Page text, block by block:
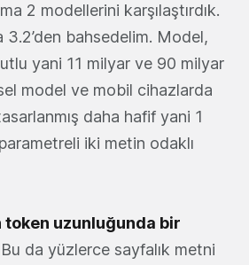
2 modellerini karşılaştırdık.
3.2’den bahsedelim. Model,
yani 11 milyar ve 90 milyar
model ve mobil cihazlarda
daha hafif yani 1
iki metin odaklı
token uzunluğunda bir
da yüzlerce sayfalık metni